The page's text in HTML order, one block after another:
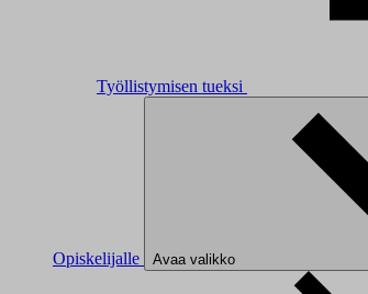
Työllistymisen tueksi
Opiskelijalle Avaa valikko